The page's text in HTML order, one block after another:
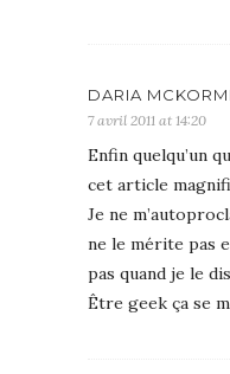
DARIA
7 avril 2011 at 14:20
Enfin quelqu’un
cet article
Je ne
ne le mérite pas
pas quand je le
Être geek ça se